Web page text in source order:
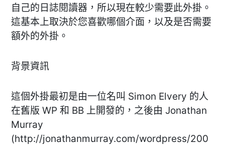
自己的日誌閱讀器，所以現在較少需要此外掛。
這基本上取決於您喜歡哪個介面，以及是否需要
額外的外掛。
背景資訊
這個外掛最初是由一位名叫 Simon Elvery 的人
在舊版 WP 和 BB 上開發的，之後由 Jonathan
Murray
(http://jonathanmurray.com/wordpress/200